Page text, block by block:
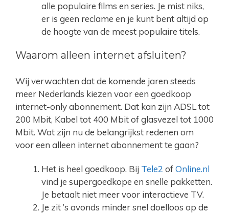
alle populaire films en series. Je mist niks,
er is geen reclame en je kunt bent altijd op
de hoogte van de meest populaire titels.
Waarom alleen internet afsluiten?
Wij verwachten dat de komende jaren steeds
meer Nederlands kiezen voor een goedkoop
internet-only abonnement. Dat kan zijn ADSL tot
200 Mbit, Kabel tot 400 Mbit of glasvezel tot 1000
Mbit. Wat zijn nu de belangrijkst redenen om
voor een alleen internet abonnement te gaan?
Het is heel goedkoop. Bij Tele2 ofOnline.nl
vind je supergoedkope en snelle pakketten.
Je betaalt niet meer voor interactieve TV.
Je zit ’s avonds minder snel doelloos op de